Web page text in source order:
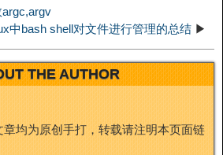
中bash shell对文件进行管理的总结 ▶
THE AUTHOR
均为原创手打，转载请注明本页面链